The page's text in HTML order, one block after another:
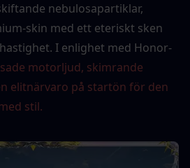
nebulosapartiklar,
skin med ett eteriskt sken
I enlighet med Honor-
motorljud, skimrande
elitnärvaro på startön för den
stil.